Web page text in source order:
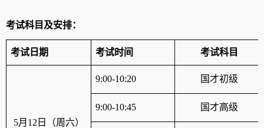
考试科目及安排：
考试日期 考试时间 考试科目
5月 12 日（周六）
9:00-10:20 国才初级
9:00-10:45 国才高级